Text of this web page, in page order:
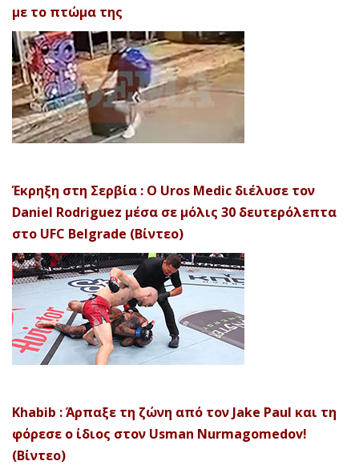
με το πτώμα της
Έκρηξη στη Σερβία : Ο Uros Medic διέλυσε τον
Daniel Rodriguez μέσα σε μόλις 30 δευτερόλεπτα
στο UFC Belgrade (Βίντεο)
Khabib : Άρπαξε τη ζώνη από τον Jake Paul και τη
φόρεσε ο ίδιος στον Usman Nurmagomedov!
(Βίντεο)